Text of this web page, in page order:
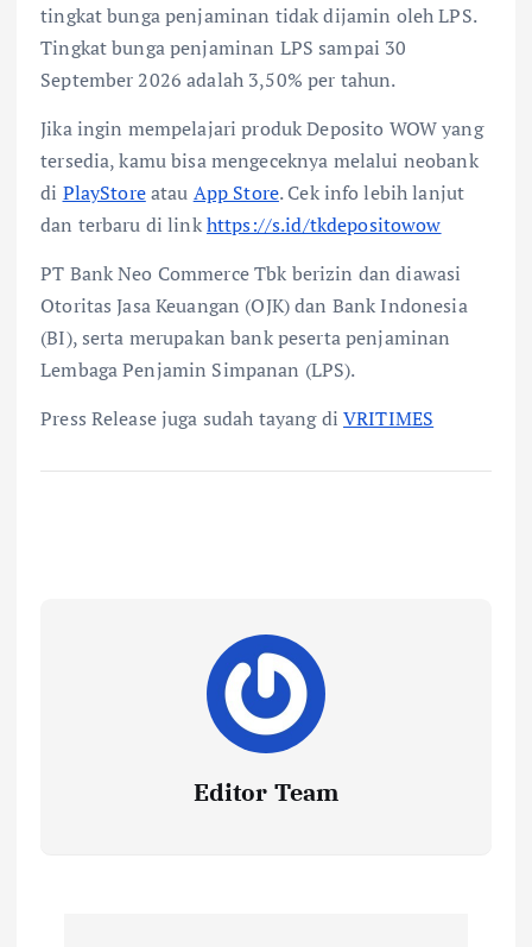
tingkat bunga penjaminan tidak dijamin oleh LPS.
Tingkat bunga penjaminan LPS sampai 30
September 2026 adalah 3,50% per tahun.
Jika ingin mempelajari produk Deposito WOW yang
tersedia, kamu bisa mengeceknya melalui neobank
di PlayStoreatau App Store. Cek info lebih lanjut
dan terbaru di linkhttps://s.id/tkdepositowow
PT Bank Neo Commerce Tbk berizin dan diawasi
Otoritas Jasa Keuangan (OJK) dan Bank Indonesia
(BI), serta merupakan bank peserta penjaminan
Lembaga Penjamin Simpanan (LPS).
Press Release juga sudah tayang diVRITIMES
Editor Team